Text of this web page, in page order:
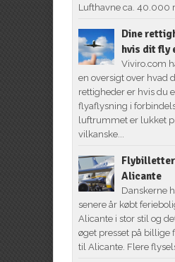
Lufthavne ca. 40.000
Dine
hvis dit fly
Viviro.com
en oversigt over hvad
rettigheder er hvis du
flyaflysning i
luftrummet er lukket
vilkanske...
Alicante
Danskerne
senere år købt
Alicante i stor stil og
øget presset på billige
til Alicante. Flere